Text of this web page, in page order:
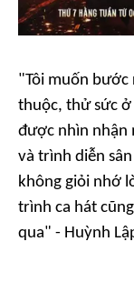
"Tôi muốn bước
thuộc, thử sức
được nhìn nhận
và trình diễn
không giỏi nhớ
trình ca hát
qua" - Huỳnh